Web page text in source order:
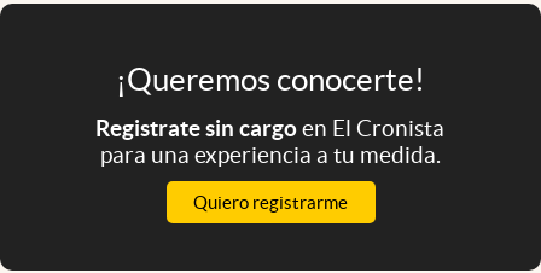
¡Queremos conocerte!
Registrate sin cargoen El Cronista
para una experiencia a tu medida.
Quiero registrarme